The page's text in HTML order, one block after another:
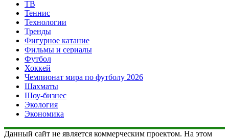
ТВ
Теннис
Технологии
Тренды
Фигурное катание
Фильмы и сериалы
Футбол
Хоккей
Чемпионат мира по футболу 2026
Шахматы
Шоу-бизнес
Экология
Экономика
Данный сайт не является коммерческим проектом. На этом